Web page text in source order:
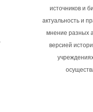
источников и
актуальность и
мнение разных
версией